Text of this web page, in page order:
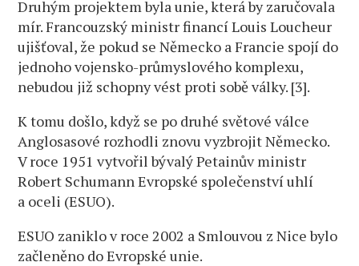
Druhým projektem byla unie, která by zaručovala
mír. Francouzský ministr financí Louis Loucheur
ujišťoval, že pokud se Německo a Francie spojí do
jednoho vojensko-průmyslového komplexu,
nebudou již schopny vést proti sobě války. [3].
K tomu došlo, když se po druhé světové válce
Anglosasové rozhodli znovu vyzbrojit Německo.
V roce 1951 vytvořil bývalý Petainův ministr
Robert Schumann Evropské společenství uhlí
a oceli (ESUO).
ESUO zaniklo v roce 2002 a Smlouvou z Nice bylo
začleněno do Evropské unie.